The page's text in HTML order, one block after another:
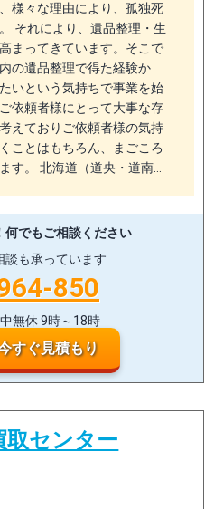
様々な理由により、孤独死
それにより、遺品整理・生
まってきています。そこで
の遺品整理で得た経験か
いという気持ちで事業を始
依頼者様にとって大事な存
えておりご依頼者様の気持
ことはもちろん、まごころ
す。 北海道（道央・道南…
何でもご相談ください
談も承っています
850
無休 9時～18時
すぐ見積もり
センター